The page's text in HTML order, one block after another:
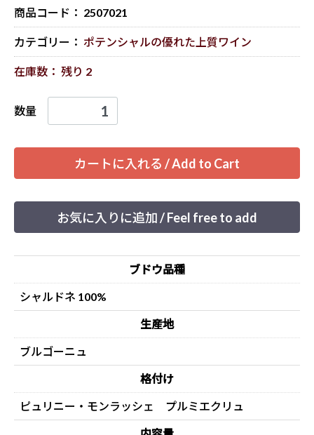
商品コード： 2507021
カテゴリー： ポテンシャルの優れた上質ワイン
在庫数： 残り 2
数量
カートに入れる / Add to Cart
お気に入りに追加 / Feel free to add
ブドウ品種
シャルドネ 100%
生産地
ブルゴーニュ
格付け
ピュリニー・モンラッシェ プルミエクリュ